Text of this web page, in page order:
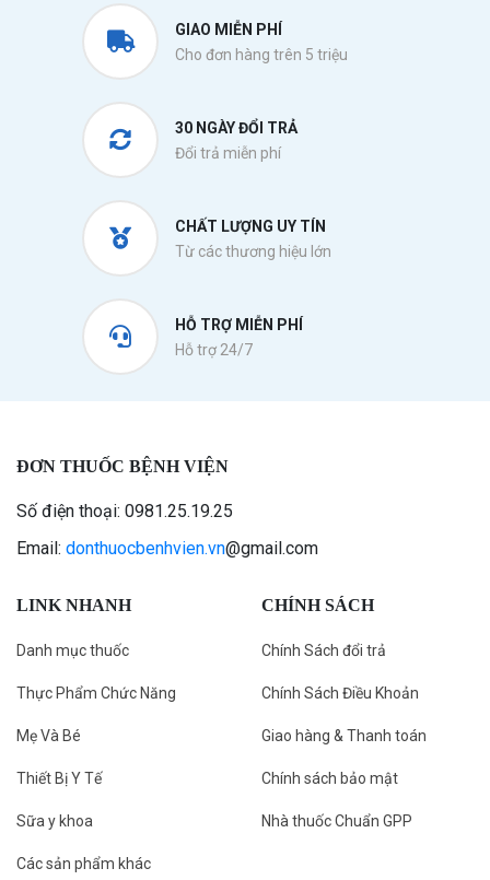
GIAO MIỄN PHÍ
Cho đơn hàng trên 5 triệu
30 NGÀY ĐỔI TRẢ
Đổi trả miễn phí
CHẤT LƯỢNG UY TÍN
Từ các thương hiệu lớn
HỖ TRỢ MIỄN PHÍ
Hỗ trợ 24/7
ĐƠN THUỐC BỆNH VIỆN
Số điện thoại: 0981.25.19.25
Email: donthuocbenhvien.vn@gmail.com
LINK NHANH
Danh mục thuốc
Thực Phẩm Chức Năng
Mẹ Và Bé
Thiết Bị Y Tế
Sữa y khoa
Các sản phẩm khác
CHÍNH SÁCH
Chính Sách đổi trả
Chính Sách Điều Khoản
Giao hàng & Thanh toán
Chính sách bảo mật
Nhà thuốc Chuẩn GPP